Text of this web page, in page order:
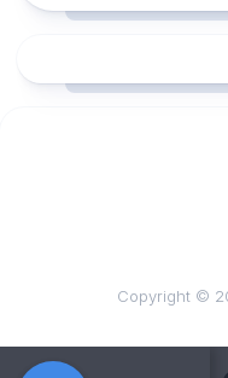
Copyright ©